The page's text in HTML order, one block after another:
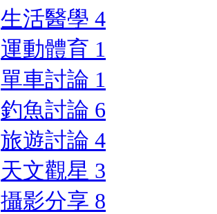
生活醫學 4
運動體育 1
單車討論 1
釣魚討論 6
旅遊討論 4
天文觀星 3
攝影分享 8